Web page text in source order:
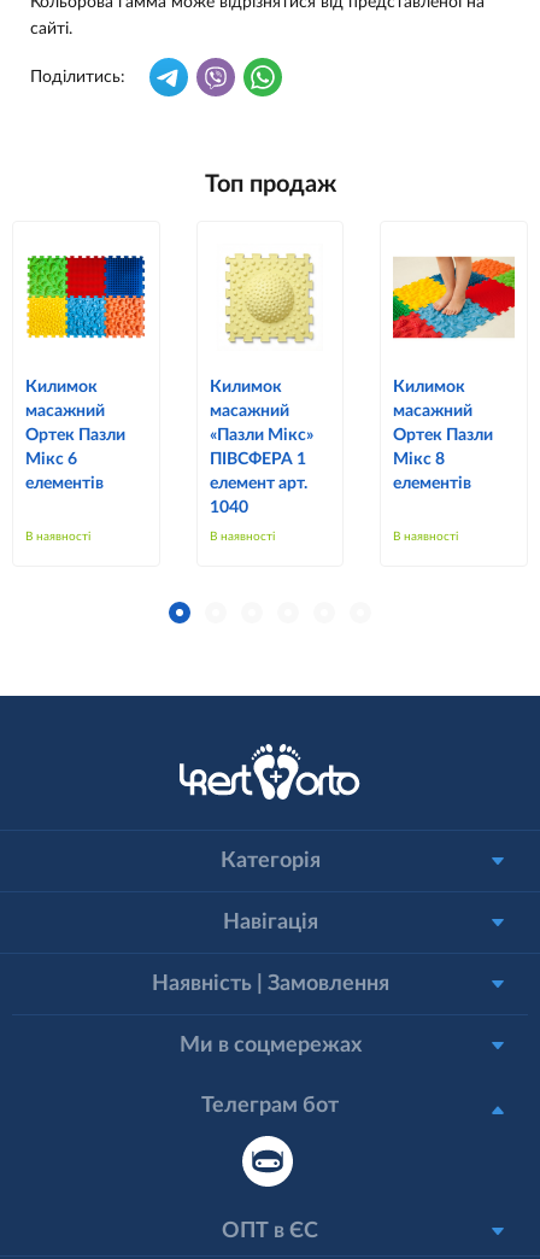
сайті.
Поділитись:
Топ продаж
Килимок
масажний
Ортек Пазли
Мікс 6
елементів
В наявності
Килимок
масажний
«Пазли Мікс»
ПІВСФЕРА 1
елемент арт.
1040
В наявності
Килимок
масажний
Ортек Пазли
Мікс 8
елементів
В наявності
Категорія
Навігація
Наявність | Замовлення
Ми в соцмережах
Телеграм бот
ОПТ в ЄС